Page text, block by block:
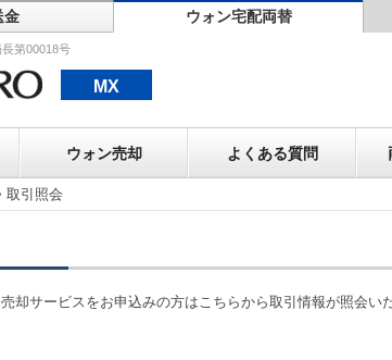
金 ウォン宅配両替
第00018号
MX
ウォン売却 よくある質問
ウォン売却
取引照会
却サービスをお申込みの方はこちらから取引情報が照会い